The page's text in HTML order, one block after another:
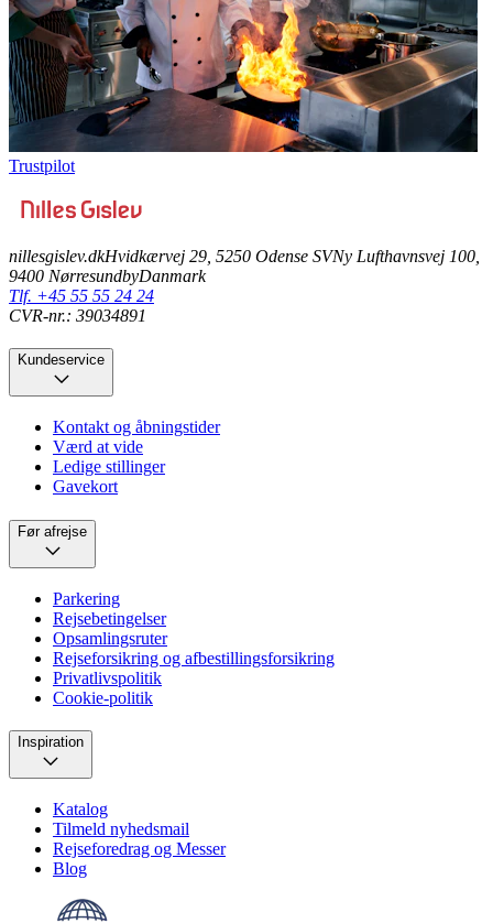
Trustpilot
nillesgislev.dkHvidkærvej 29, 5250 Odense SVNy Lufthavnsvej 100,
9400 NørresundbyDanmark
Tlf. +45 55 55 24 24
CVR-nr.: 39034891
Kundeservice
Kontakt og åbningstider
Værd at vide
Ledige stillinger
Gavekort
Før afrejse
Parkering
Rejsebetingelser
Opsamlingsruter
Rejseforsikring og afbestillingsforsikring
Privatlivspolitik
Cookie-politik
Inspiration
Katalog
Tilmeld nyhedsmail
Rejseforedrag og Messer
Blog